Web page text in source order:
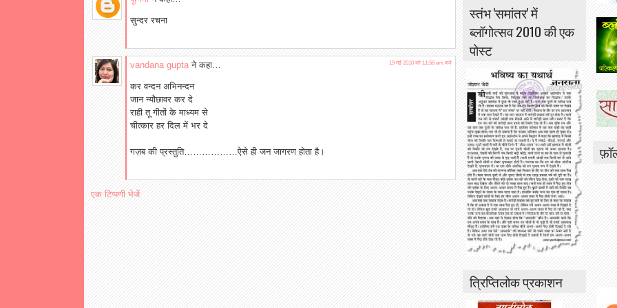
सुन्दर रचना
vandana gupta ने कहा… 19 मई 2010 को 11:56 am बजे
कर वन्दन अभिनन्दन
जान न्यौछावर कर दे
राही तू गीतों के माध्यम से
चीत्कार हर दिल में भर दे
गज़ब की प्रस्तुति………………ऐसे ही जन जागरण होता है।
एक टिप्पणी भेजें
स्तंभ 'समांतर' में
ब्लॉगोत्सव 2010 की एक
पोस्ट
त्रिप्तिलोक प्रकाशन